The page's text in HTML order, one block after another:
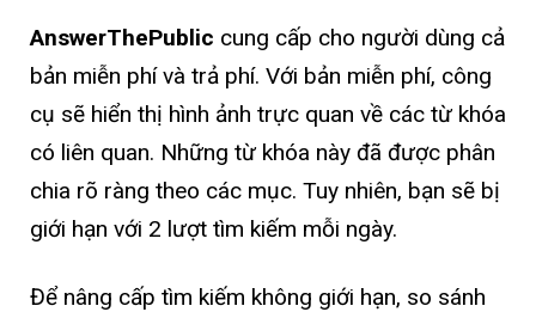
AnswerThePublic cung cấp cho người dùng cả
bản miễn phí và trả phí. Với bản miễn phí, công
cụ sẽ hiển thị hình ảnh trực quan về các từ khóa
có liên quan. Những từ khóa này đã được phân
chia rõ ràng theo các mục. Tuy nhiên, bạn sẽ bị
giới hạn với 2 lượt tìm kiếm mỗi ngày.
Để nâng cấp tìm kiếm không giới hạn, so sánh